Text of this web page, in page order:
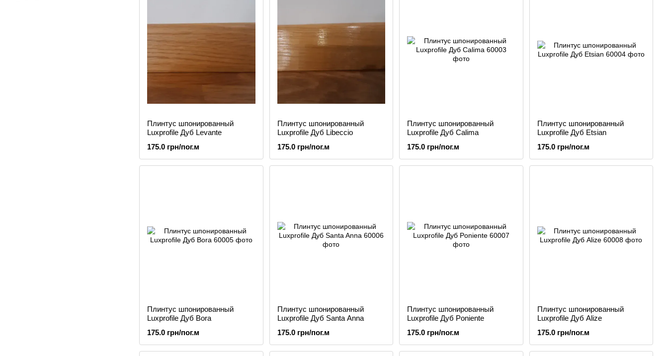
Плинтус шпонированный
Luxprofile Дуб Levante
175.0 грн/пог.м
Плинтус шпонированный
Luxprofile Дуб Libeccio
175.0 грн/пог.м
Плинтус шпонированный
Luxprofile Дуб Calima
175.0 грн/пог.м
Плинтус шпонированный
Luxprofile Дуб Etsian
175.0 грн/пог.м
Плинтус шпонированный
Luxprofile Дуб Bora
175.0 грн/пог.м
Плинтус шпонированный
Luxprofile Дуб Santa Anna
175.0 грн/пог.м
Плинтус шпонированный
Luxprofile Дуб Poniente
175.0 грн/пог.м
Плинтус шпонированный
Luxprofile Дуб Alize
175.0 грн/пог.м